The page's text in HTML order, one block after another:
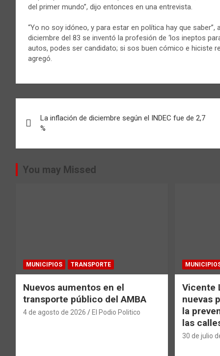
del primer mundo”, dijo entonces en una entrevista.
“Yo no soy idóneo, y para estar en política hay que
diciembre del 83 se inventó la profesión de ‘los ineptos
autos, podes ser candidato; si sos buen cómico e hiciste
agregó.
de
entradas
La inflación de diciembre según el INDEC fue de 2,7
%
You may Missed
MUNICIPIOS TRANSPORTE
Nuevos aumentos en el
transporte público del AMBA
4 de agosto de 2026 El Podio Politico
Vicente
nuevas
la
las
30 de julio